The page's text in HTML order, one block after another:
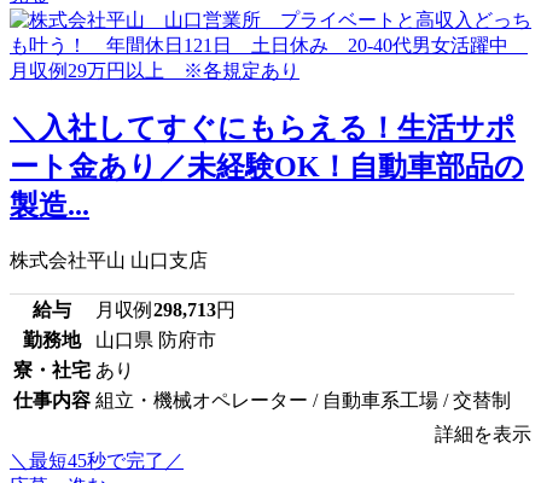
＼入社してすぐにもらえる！生活サポ
ート金あり／未経験OK！自動車部品の
製造...
株式会社平山 山口支店
給与 月収例 298,713円
勤務地
山口県 防府市
寮・社宅 あり
仕事内容 組立・機械オペレーター / 自動車系工場 / 交替制
詳細を表示
＼最短45秒で完了／